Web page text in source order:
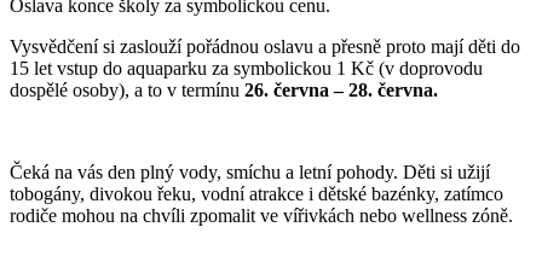
Oslava konce školy za symbolickou cenu.
Vysvědčení si zaslouží pořádnou oslavu a přesně proto mají děti do
15 let vstup do aquaparku za symbolickou 1 Kč (v doprovodu
dospělé osoby), a to v termínu 26. června – 28. června.
Čeká na vás den plný vody, smíchu a letní pohody. Děti si užijí
tobogány, divokou řeku, vodní atrakce i dětské bazénky, zatímco
rodiče mohou na chvíli zpomalit ve vířivkách nebo wellness zóně.